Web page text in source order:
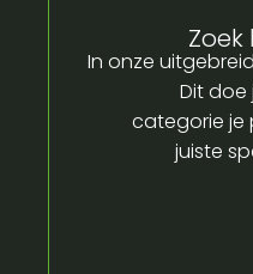
In onze
Dit doe
categorie je
juiste